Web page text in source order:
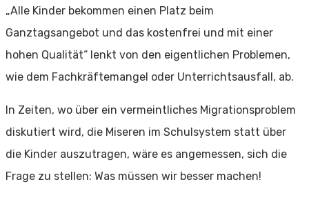
„Alle Kinder bekommen einen Platz beim
Ganztagsangebot und das kostenfrei und mit einer
hohen Qualität“ lenkt von den eigentlichen Problemen,
wie dem Fachkräftemangel oder Unterrichtsausfall, ab.
In Zeiten, wo über ein vermeintliches Migrationsproblem
diskutiert wird, die Miseren im Schulsystem statt über
die Kinder auszutragen, wäre es angemessen, sich die
Frage zu stellen: Was müssen wir besser machen!